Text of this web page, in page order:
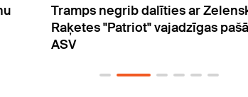
Kopš 2021. gada Valsts policijā
fiksēti 57 pārkāpumi par
lietošanu